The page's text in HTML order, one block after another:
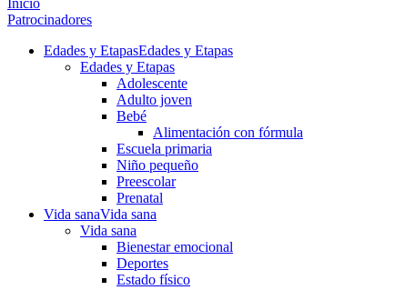
Inicio
Patrocinadores
Edades y EtapasEdades y Etapas
Edades y Etapas
Adolescente
Adulto joven
Bebé
Alimentación con fórmula
Escuela primaria
Niño pequeño
Preescolar
Prenatal
Vida sanaVida sana
Vida sana
Bienestar emocional
Deportes
Estado físico